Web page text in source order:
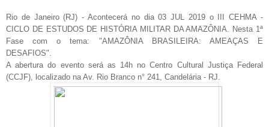
Rio de Janeiro (RJ) - Acontecerá no dia 03 JUL 2019 o III CEHMA -
CICLO DE ESTUDOS DE HISTÓRIA MILITAR DA AMAZÔNIA.
Nesta 1ª
Fase com o tema: "AMAZÔNIA BRASILEIRA: AMEAÇAS E
DESAFIOS".
A abertura do evento será as 14h no Centro Cultural Justiça Federal
(CCJF), localizado na Av. Rio Branco n° 241, Candelária - RJ.